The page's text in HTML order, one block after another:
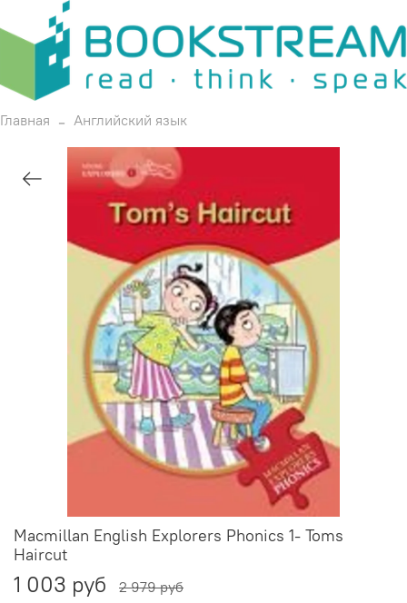
Главная Английский язык
Macmillan English Explorers Phonics 1- Toms
Haircut
1 003 руб 2 979 руб